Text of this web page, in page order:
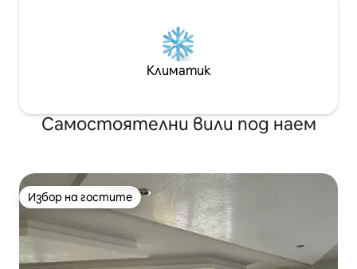
Климатик
Самостоятелни вили под наем
Избор на гостите
Избор на гостите